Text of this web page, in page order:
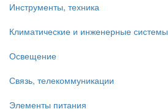
Инструменты, техника
Климатические и инженерные системы
Освещение
Связь, телекоммуникации
Элементы питания